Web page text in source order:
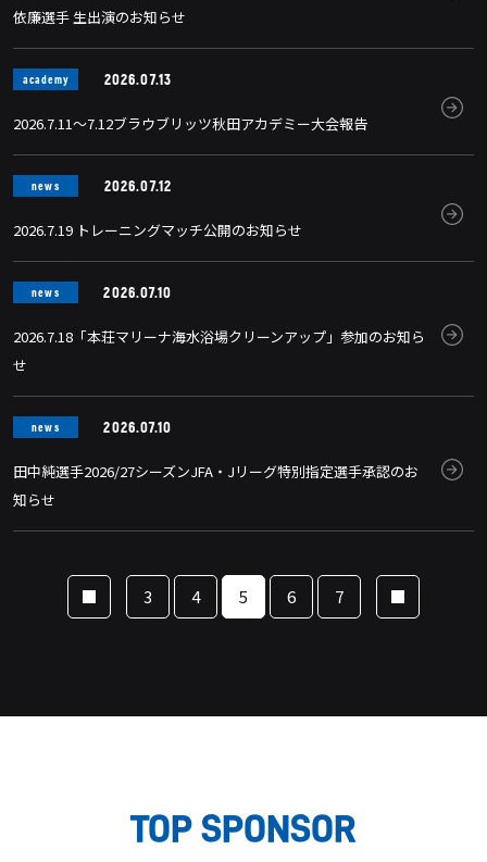
依廉選手 生出演のお知らせ
academy 2026.07.13
2026.7.11～7.12ブラウブリッツ秋田アカデミー大会報告
news 2026.07.12
2026.7.19 トレーニングマッチ公開のお知らせ
news 2026.07.10
2026.7.18「本荘マリーナ海水浴場クリーンアップ」参加のお知ら
せ
news 2026.07.10
田中純選手2026/27シーズンJFA・Jリーグ特別指定選手承認のお
知らせ
3 4 5 6 7
TOP SPONSOR